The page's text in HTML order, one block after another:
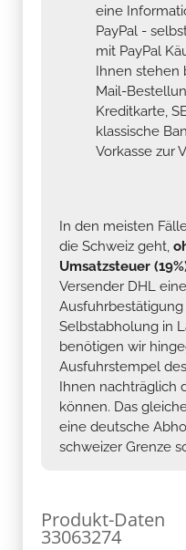
eine
PayPal -
mit PayPal
Ihnen stehen
Mail-
Kreditkarte,
klassische
Vorkasse zur
In den meisten
die Schweiz geht,
Umsatzsteuer
Versender DHL
Selbstabholung in
benötigen wir
Ausfuhrstempel
Ihnen nachträglich
können. Das
eine deutsche
schweizer Grenze
Produkt-Daten
33063274